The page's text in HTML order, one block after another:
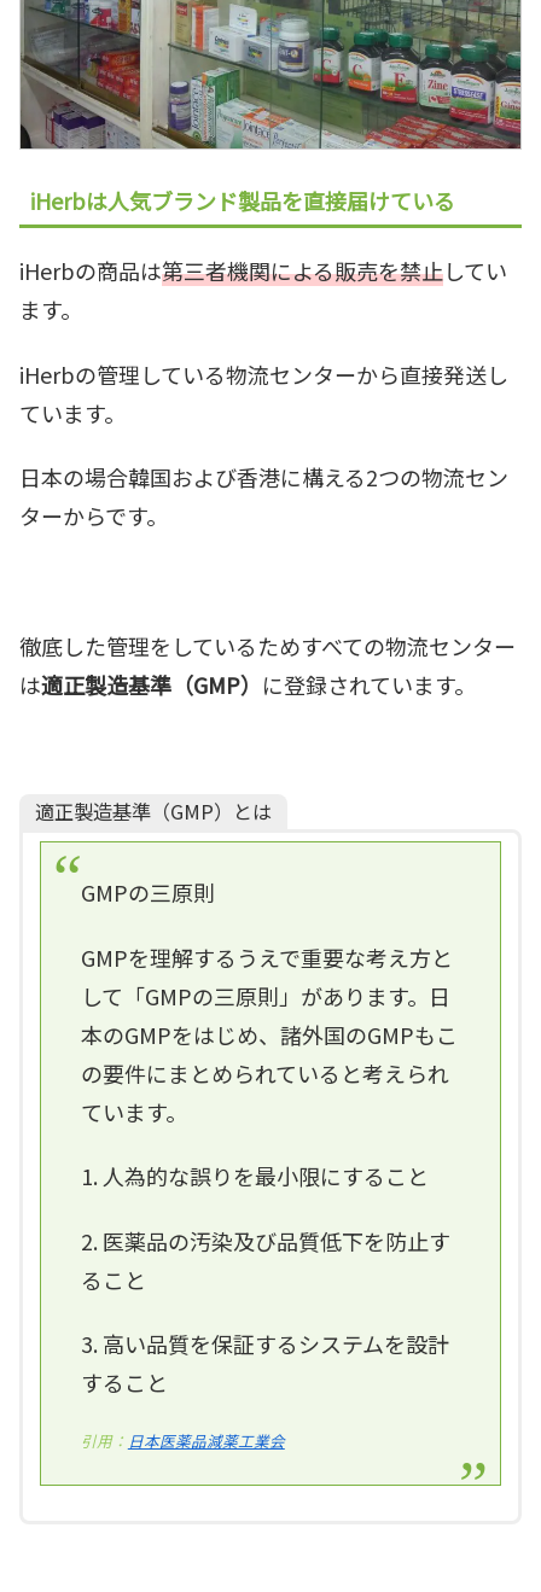
iHerbは人気ブランド製品を直接届けている
iHerbの商品は第三者機関による販売を禁止してい
ます。
iHerbの管理している物流センターから直接発送し
ています。
日本の場合韓国および香港に構える2つの物流セン
ターからです。
徹底した管理をしているためすべての物流センター
は適正製造基準（GMP） に登録されています。
適正製造基準（GMP）とは
GMPの三原則
GMPを理解するうえで重要な考え方と
して「GMPの三原則」があります。日
本のGMPをはじめ、諸外国のGMPもこ
の要件にまとめられていると考えられ
ています。
1. 人為的な誤りを最小限にすること
2. 医薬品の汚染及び品質低下を防止す
ること
3. 高い品質を保証するシステムを設計
すること
引用： 日本医薬品減薬工業会